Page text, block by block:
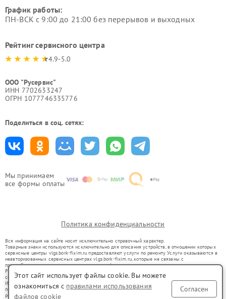
Мы принимаем
все формы оплаты
График работы:
ПН-ВСК с 9:00 до 21:00 без перерывов и выходных
Рейтинг сервисного центра
4.9-5.0
ООО "Русервис"
ИНН 7702633247
ОГРН 1077746335776
Поделиться в соц. сетях:
Политика конфиденциальности
Вся информация на сайте носит исключительно справочный характер.
Товарные знаки используются исключительно для описания устройств, в отношении которых
сервисные центры vlgs.bork-fixim.ru предоставляют услуги по ремонту. Услуги оказываются в
неавторизованных сервисных центрах vlgs.bork-fixim.ru, которые не связаны с
правообладателями товарных знаков или их официальными представителями.
Ремонт осуществляется для устройств, уже введенных в гражданский оборот в соответствии
со статьей 1487 ГК РФ.
Использование товарных знаков не преследует цели индивидуализации услуг или введения
потребителей в заблуждение, а служит для информирования о предоставляемых услугах по
ремонту техники указанных брендов.
Этот сайт использует файлы cookie. Вы можете
ознакомиться с правилами использования
файлов cookie
Согласен